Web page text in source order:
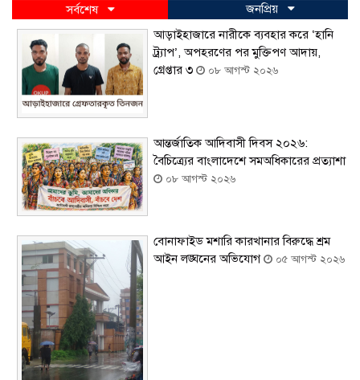
সর্বশেষ
জনপ্রিয়
আড়াইহাজারে নারীকে ব্যবহার করে ‘হানি
ট্র্যাপ’, অপহরণের পর মুক্তিপণ আদায়,
গ্রেপ্তার ৩
০৮ আগস্ট ২০২৬
আন্তর্জাতিক আদিবাসী দিবস ২০২৬:
বৈচিত্র্যের বাংলাদেশে সমঅধিকারের প্রত্যাশা
০৮ আগস্ট ২০২৬
বোনাফাইড মশারি কারখানার বিরুদ্ধে শ্রম
আইন লঙ্ঘনের অভিযোগ
০৫ আগস্ট ২০২৬